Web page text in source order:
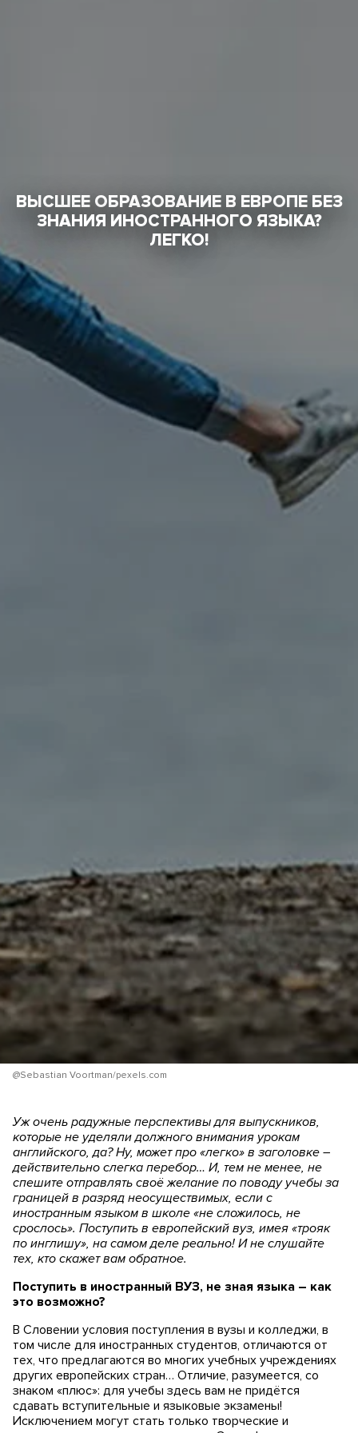
@Sebastian Voortman/pexels.com
ВЫСШЕЕ ОБРАЗОВАНИЕ В ЕВРОПЕ БЕЗ
ЗНАНИЯ ИНОСТРАННОГО ЯЗЫКА?
ЛЕГКО!
Уж очень радужные перспективы для выпускников,
которые не уделяли должного внимания урокам
английского, да? Ну, может про «легко» в заголовке –
действительно слегка перебор… И, тем не менее, не
спешите отправлять своё желание по поводу учебы за
границей в разряд неосуществимых, если с
иностранным языком в школе «не сложилось, не
срослось». Поступить в европейский вуз, имея «трояк
по инглишу», на самом деле реально! И не слушайте
тех, кто скажет вам обратное.
Поступить в иностранный ВУЗ, не зная языка – как
это возможно?
В Словении условия поступления в вузы и колледжи, в
том числе для иностранных студентов, отличаются от
тех, что предлагаются во многих учебных учреждениях
других европейских стран… Отличие, разумеется, со
знаком «плюс»: для учебы здесь вам не придётся
сдавать вступительные и языковые экзамены!
Исключением могут стать только творческие и
Я согласен(а) на обработку моих персональных
данных
Я согласен(а) с условиями использования